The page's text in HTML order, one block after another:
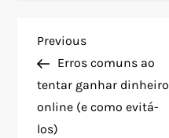
P
o
s
Previous
Post
Previous
Erros comuns ao
tentar ganhar dinheiro
online (e como evitá-
los)